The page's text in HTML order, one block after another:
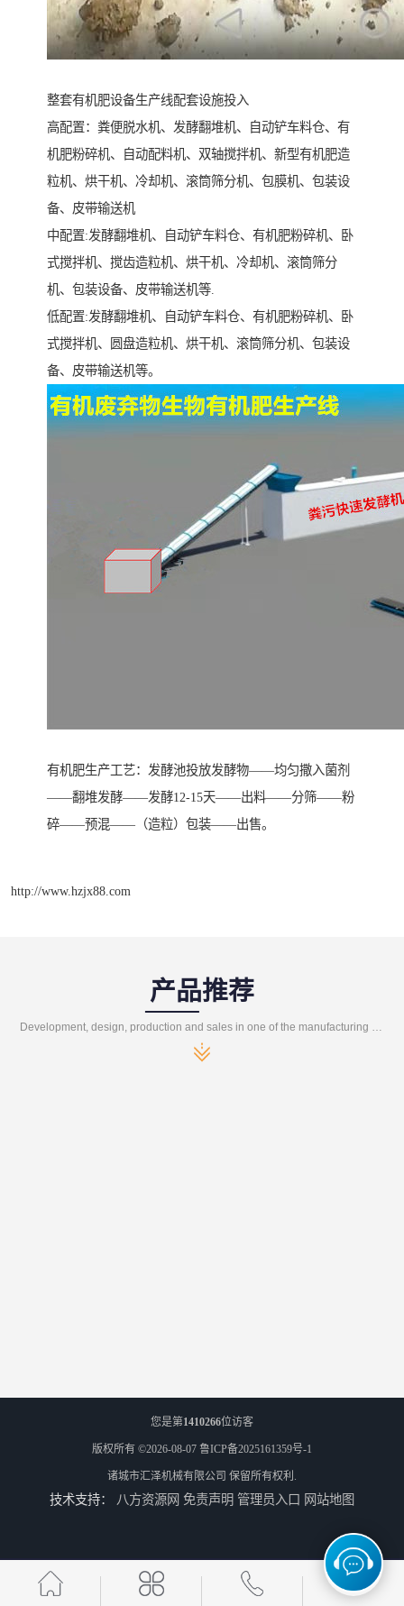
整套有机肥设备生产线配套设施投入
高配置：粪便脱水机、发酵翻堆机、自动铲车料仓、有
机肥粉碎机、自动配料机、双轴搅拌机、新型有机肥造
粒机、烘干机、冷却机、滚筒筛分机、包膜机、包装设
备、皮带输送机
中配置:发酵翻堆机、自动铲车料仓、有机肥粉碎机、卧
式搅拌机、搅齿造粒机、烘干机、冷却机、滚筒筛分
机、包装设备、皮带输送机等.
低配置:发酵翻堆机、自动铲车料仓、有机肥粉碎机、卧
式搅拌机、圆盘造粒机、烘干机、滚筒筛分机、包装设
备、皮带输送机等。
有机肥生产工艺：发酵池投放发酵物——均匀撒入菌剂
——翻堆发酵——发酵12-15天——出料——分筛——粉
碎——预混——（造粒）包装——出售。
http://www.hzjx88.com
产品推荐
Development, design, production and sales in one of the manufacturing enterprises
您是第1410266位访客
版权所有 ©2026-08-07 鲁ICP备2025161359号-1
诸城市汇泽机械有限公司 保留所有权利.
技术支持： 八方资源网 免责声明 管理员入口 网站地图